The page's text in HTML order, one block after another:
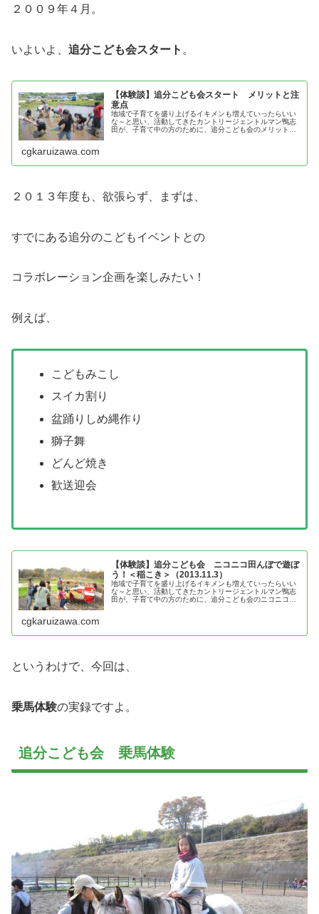
２００９年４月。
いよいよ、 追分こども会スタート 。
【体験談】追分こども会スタート メリットと注
意点
地域で子育てを盛り上げるイキメンも増えていったらいい
な～と思い、活動してきたカントリージェントルマン鴨志
田が、子育て中の方のために、追分こども会のメリットと
cgkaruizawa.com
２０１３年度も、欲張らず、まずは、
すでにある追分のこどもイベントとの
コラボレーション企画を楽しみたい！
例えば、
こどもみこし
スイカ割り
盆踊りしめ縄作り
獅子舞
どんど焼き
歓送迎会
【体験談】追分こども会 ニコニコ田んぼで遊ぼ
う！＜稲こき＞（2013.11.3）
地域で子育てを盛り上げるイキメンも増えていったらいい
な～と思い、活動してきたカントリージェントルマン鴨志
田が、子育て中の方のために、追分こども会のニコニコ田
cgkaruizawa.com
というわけで、今回は、
乗馬体験の実録ですよ。
追分こども会 乗馬体験